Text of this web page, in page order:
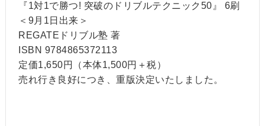
『1対1で勝つ! 突破のドリブルテクニック50』 6刷
＜9月1日出来＞
REGATEドリブル塾 著
ISBN 9784865372113
定価1,650円（本体1,500円＋税）
売れ行き良好につき、重版決定いたしました。